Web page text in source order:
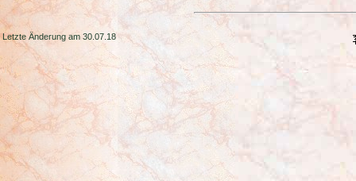
Letzte Änderung am 30.07.18